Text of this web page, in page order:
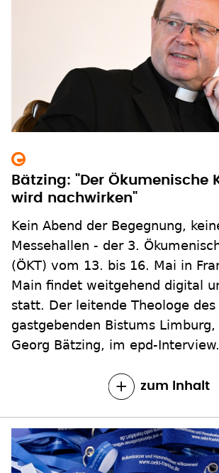
Bätzing: "Der Ökumenische
wird nachwirken"
Kein Abend der Begegnung,
Messehallen - der 3.
(ÖKT) vom 13. bis 16. Mai in
Main findet weitgehend digital
statt. Der leitende Theologe des
gastgebenden Bistums Limburg,
Georg Bätzing, im epd-Interview.
zum Inhalt